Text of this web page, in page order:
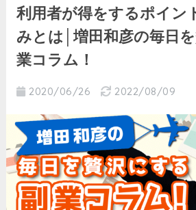
利用者が得をするポイン
みとは│増田和彦の毎日
業コラム！
2020/06/26 2022/08/09